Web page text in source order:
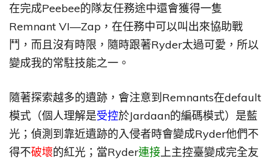
在完成Peebee的隊友任務途中還會獲得一隻
Remnant VI—Zap，在任務中可以叫出來協助戰
鬥，而且沒有時限，隨時跟著Ryder太過可愛，所以
變成我的常駐技能之一。
隨著探索越多的遺跡，會注意到Remnants在default
模式（個人理解是受控於Jardaan的編碼模式）是藍
光；偵測到靠近遺跡的入侵者時會變成Ryder他們不
得不破壞的紅光；當Ryder連接上主控臺變成完全友